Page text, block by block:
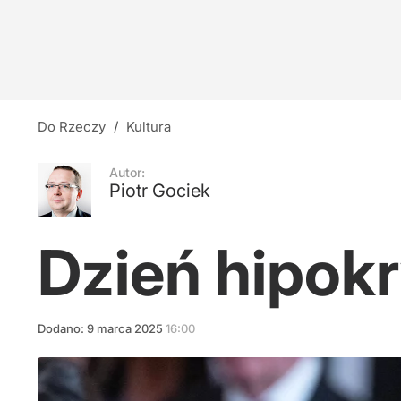
"Nie potrzebujemy misjonarzy z gotowymi
Do Rzeczy / Kultura
Autor:
Piotr Gociek
Dzień
Dodano: 9 marca 2025 16:00